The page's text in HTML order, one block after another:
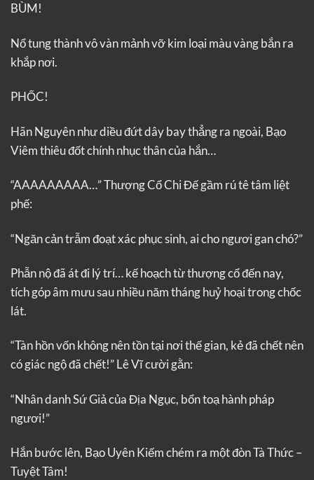
BÙM!
Nổ tung thành vô vàn mảnh vỡ kim loại màu vàng bắn ra
khắp nơi.
PHỐC!
Hãn Nguyên như diều đứt dây bay thẳng ra ngoài, Bạo
Viêm thiêu đốt chính nhục thân của hắn…
“AAAAAAAAA…” Thượng Cổ Chi Đế gầm rú tê tâm liệt
phế:
“Ngăn cản trẫm đoạt xác phục sinh, ai cho ngươi gan chó?”
Phẫn nộ đã át đi lý trí… kế hoạch từ thượng cổ đến nay,
tích góp âm mưu sau nhiều năm tháng huỷ hoại trong chốc
lát.
“Tàn hồn vốn không nên tồn tại nơi thế gian, kẻ đã chết nên
có giác ngộ đã chết!” Lê Vĩ cười gằn:
“Nhân danh Sứ Giả của Địa Ngục, bổn toạ hành pháp
ngươi!”
Hắn bước lên, Bạo Uyên Kiếm chém ra một đòn Tà Thức –
Tuyệt Tâm!